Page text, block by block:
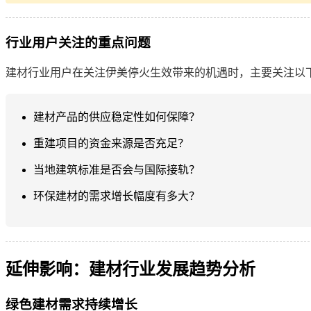
行业用户关注的重点问题
建材行业用户在关注伊美停火生效带来的机遇时，主要关注以
建材产品的供应稳定性如何保障？
重建项目的资金来源是否充足？
当地建筑标准是否会与国际接轨？
环保建材的需求增长幅度有多大？
延伸影响：建材行业发展趋势分析
绿色建材需求持续增长